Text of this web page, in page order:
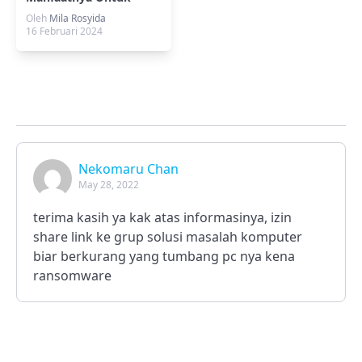
Bisnis Startup
Oleh Mila Rosyida
16 Februari 2024
Nekomaru Chan
May 28, 2022
terima kasih ya kak atas informasinya, izin
share link ke grup solusi masalah komputer
biar berkurang yang tumbang pc nya kena
ransomware